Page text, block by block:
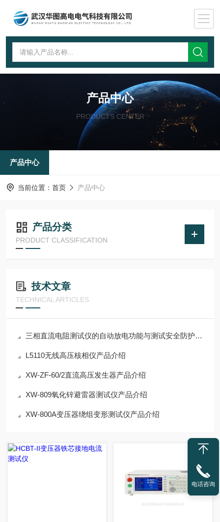
产品中心
PRODUCTS CENTER
产品中心
当前位置： 首页 产品中心
产品分类
PRODUCT CLASSIFICATION
技术文章
TECHNICAL ARTICLES
三相直流电阻测试仪的自动放电功能与测试安全防护要点
L5110无线高压核相仪产品介绍
XW-ZF-60/2直流高压发生器产品介绍
XW-809氧化锌避雷器测试仪产品介绍
XW-800A变压器绕组变形测试仪产品介绍
电话咨询